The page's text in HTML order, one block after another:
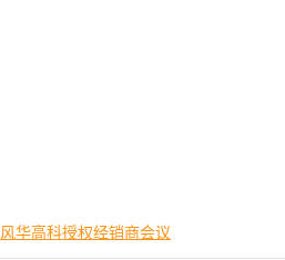
风华高科授权经销商会议